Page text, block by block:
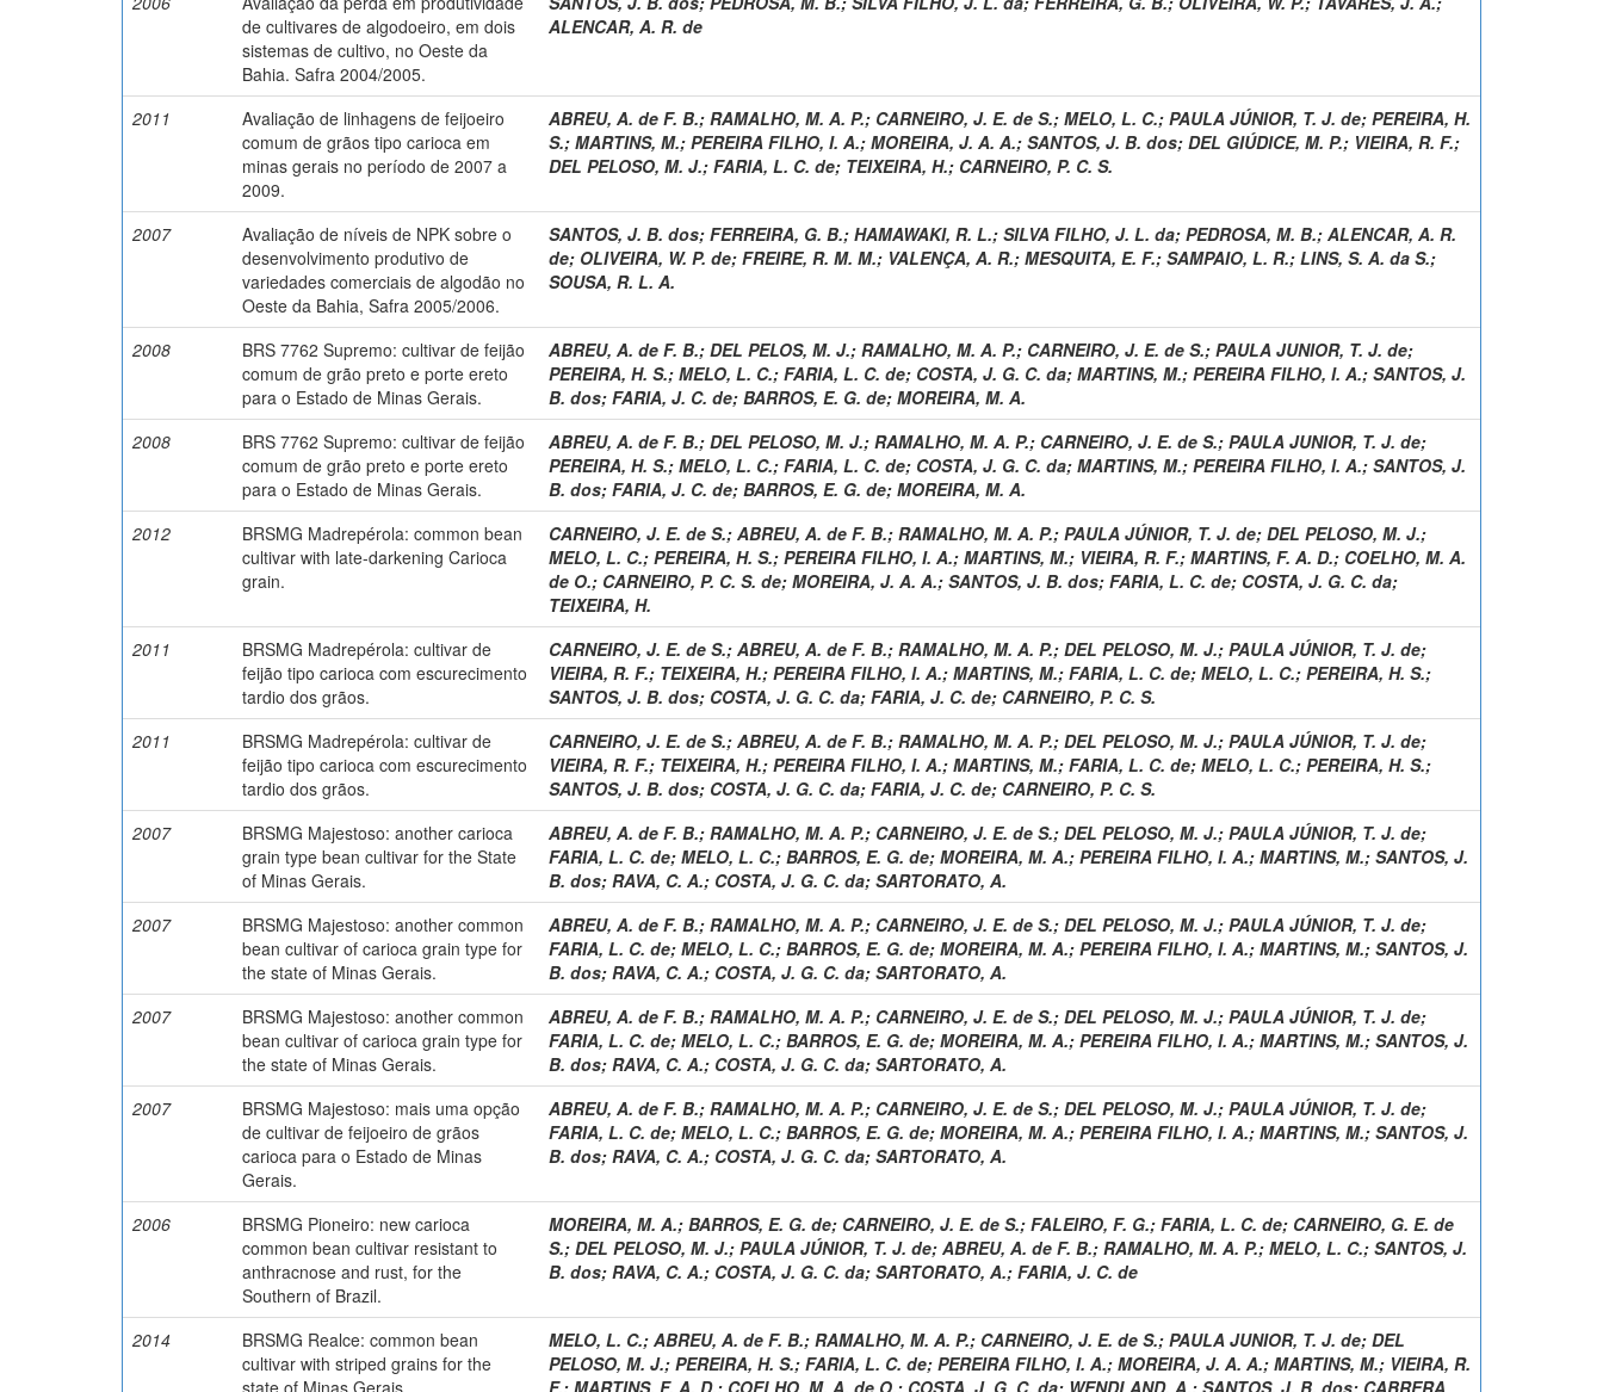
de cultivares de algodoeiro, em dois
sistemas de cultivo, no Oeste da
Bahia. Safra 2004/2005.
ALENCAR, A. R. de
2011
Avaliação de linhagens de feijoeiro
comum de grãos tipo carioca em
minas gerais no período de 2007 a
2009.
ABREU, A. de F. B.; RAMALHO, M. A. P.; CARNEIRO, J. E. de S.; MELO, L. C.; PAULA JÚNIOR, T. J. de; PEREIRA, H.
S.; MARTINS, M.; PEREIRA FILHO, I. A.; MOREIRA, J. A. A.; SANTOS, J. B. dos; DEL GIÚDICE, M. P.; VIEIRA, R. F.;
DEL PELOSO, M. J.; FARIA, L. C. de; TEIXEIRA, H.; CARNEIRO, P. C. S.
2007
Avaliação de níveis de NPK sobre o
desenvolvimento produtivo de
variedades comerciais de algodão no
Oeste da Bahia, Safra 2005/2006.
SANTOS, J. B. dos; FERREIRA, G. B.; HAMAWAKI, R. L.; SILVA FILHO, J. L. da; PEDROSA, M. B.; ALENCAR, A. R.
de; OLIVEIRA, W. P. de; FREIRE, R. M. M.; VALENÇA, A. R.; MESQUITA, E. F.; SAMPAIO, L. R.; LINS, S. A. da S.;
SOUSA, R. L. A.
2008
BRS 7762 Supremo: cultivar de feijão
comum de grão preto e porte ereto
para o Estado de Minas Gerais.
ABREU, A. de F. B.; DEL PELOS, M. J.; RAMALHO, M. A. P.; CARNEIRO, J. E. de S.; PAULA JUNIOR, T. J. de;
PEREIRA, H. S.; MELO, L. C.; FARIA, L. C. de; COSTA, J. G. C. da; MARTINS, M.; PEREIRA FILHO, I. A.; SANTOS, J.
B. dos; FARIA, J. C. de; BARROS, E. G. de; MOREIRA, M. A.
2008
BRS 7762 Supremo: cultivar de feijão
comum de grão preto e porte ereto
para o Estado de Minas Gerais.
ABREU, A. de F. B.; DEL PELOSO, M. J.; RAMALHO, M. A. P.; CARNEIRO, J. E. de S.; PAULA JUNIOR, T. J. de;
PEREIRA, H. S.; MELO, L. C.; FARIA, L. C. de; COSTA, J. G. C. da; MARTINS, M.; PEREIRA FILHO, I. A.; SANTOS, J.
B. dos; FARIA, J. C. de; BARROS, E. G. de; MOREIRA, M. A.
2012
BRSMG Madrepérola: common bean
cultivar with late-darkening Carioca
grain.
CARNEIRO, J. E. de S.; ABREU, A. de F. B.; RAMALHO, M. A. P.; PAULA JÚNIOR, T. J. de; DEL PELOSO, M. J.;
MELO, L. C.; PEREIRA, H. S.; PEREIRA FILHO, I. A.; MARTINS, M.; VIEIRA, R. F.; MARTINS, F. A. D.; COELHO, M. A.
de O.; CARNEIRO, P. C. S. de; MOREIRA, J. A. A.; SANTOS, J. B. dos; FARIA, L. C. de; COSTA, J. G. C. da;
TEIXEIRA, H.
2011
BRSMG Madrepérola: cultivar de
feijão tipo carioca com escurecimento
tardio dos grãos.
CARNEIRO, J. E. de S.; ABREU, A. de F. B.; RAMALHO, M. A. P.; DEL PELOSO, M. J.; PAULA JÚNIOR, T. J. de;
VIEIRA, R. F.; TEIXEIRA, H.; PEREIRA FILHO, I. A.; MARTINS, M.; FARIA, L. C. de; MELO, L. C.; PEREIRA, H. S.;
SANTOS, J. B. dos; COSTA, J. G. C. da; FARIA, J. C. de; CARNEIRO, P. C. S.
2011
BRSMG Madrepérola: cultivar de
feijão tipo carioca com escurecimento
tardio dos grãos.
CARNEIRO, J. E. de S.; ABREU, A. de F. B.; RAMALHO, M. A. P.; DEL PELOSO, M. J.; PAULA JÚNIOR, T. J. de;
VIEIRA, R. F.; TEIXEIRA, H.; PEREIRA FILHO, I. A.; MARTINS, M.; FARIA, L. C. de; MELO, L. C.; PEREIRA, H. S.;
SANTOS, J. B. dos; COSTA, J. G. C. da; FARIA, J. C. de; CARNEIRO, P. C. S.
2007
BRSMG Majestoso: another carioca
grain type bean cultivar for the State
of Minas Gerais.
ABREU, A. de F. B.; RAMALHO, M. A. P.; CARNEIRO, J. E. de S.; DEL PELOSO, M. J.; PAULA JÚNIOR, T. J. de;
FARIA, L. C. de; MELO, L. C.; BARROS, E. G. de; MOREIRA, M. A.; PEREIRA FILHO, I. A.; MARTINS, M.; SANTOS, J.
B. dos; RAVA, C. A.; COSTA, J. G. C. da; SARTORATO, A.
2007
BRSMG Majestoso: another common
bean cultivar of carioca grain type for
the state of Minas Gerais.
ABREU, A. de F. B.; RAMALHO, M. A. P.; CARNEIRO, J. E. de S.; DEL PELOSO, M. J.; PAULA JÚNIOR, T. J. de;
FARIA, L. C. de; MELO, L. C.; BARROS, E. G. de; MOREIRA, M. A.; PEREIRA FILHO, I. A.; MARTINS, M.; SANTOS, J.
B. dos; RAVA, C. A.; COSTA, J. G. C. da; SARTORATO, A.
2007
BRSMG Majestoso: another common
bean cultivar of carioca grain type for
the state of Minas Gerais.
ABREU, A. de F. B.; RAMALHO, M. A. P.; CARNEIRO, J. E. de S.; DEL PELOSO, M. J.; PAULA JÚNIOR, T. J. de;
FARIA, L. C. de; MELO, L. C.; BARROS, E. G. de; MOREIRA, M. A.; PEREIRA FILHO, I. A.; MARTINS, M.; SANTOS, J.
B. dos; RAVA, C. A.; COSTA, J. G. C. da; SARTORATO, A.
2007
BRSMG Majestoso: mais uma opção
de cultivar de feijoeiro de grãos
carioca para o Estado de Minas
Gerais.
ABREU, A. de F. B.; RAMALHO, M. A. P.; CARNEIRO, J. E. de S.; DEL PELOSO, M. J.; PAULA JÚNIOR, T. J. de;
FARIA, L. C. de; MELO, L. C.; BARROS, E. G. de; MOREIRA, M. A.; PEREIRA FILHO, I. A.; MARTINS, M.; SANTOS, J.
B. dos; RAVA, C. A.; COSTA, J. G. C. da; SARTORATO, A.
2006
BRSMG Pioneiro: new carioca
common bean cultivar resistant to
anthracnose and rust, for the
Southern of Brazil.
MOREIRA, M. A.; BARROS, E. G. de; CARNEIRO, J. E. de S.; FALEIRO, F. G.; FARIA, L. C. de; CARNEIRO, G. E. de
S.; DEL PELOSO, M. J.; PAULA JÚNIOR, T. J. de; ABREU, A. de F. B.; RAMALHO, M. A. P.; MELO, L. C.; SANTOS, J.
B. dos; RAVA, C. A.; COSTA, J. G. C. da; SARTORATO, A.; FARIA, J. C. de
2014
BRSMG Realce: common bean
cultivar with striped grains for the
state of Minas Gerais.
MELO, L. C.; ABREU, A. de F. B.; RAMALHO, M. A. P.; CARNEIRO, J. E. de S.; PAULA JUNIOR, T. J. de; DEL
PELOSO, M. J.; PEREIRA, H. S.; FARIA, L. C. de; PEREIRA FILHO, I. A.; MOREIRA, J. A. A.; MARTINS, M.; VIEIRA, R.
F. ; MARTINS, F. A. D. ; COELHO, M. A. de O. ; COSTA, J. G. C. da; WENDLAND, A. ; SANTOS, J. B. dos; CABRERA